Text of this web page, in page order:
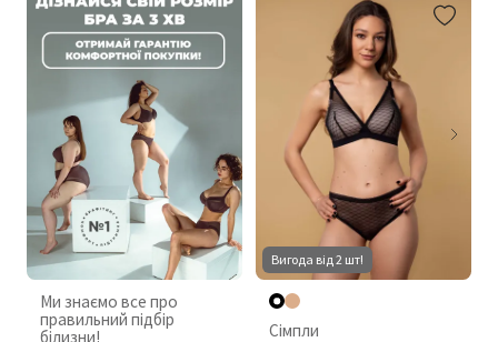
Ми знаємо все про
правильний підбір
білизни!
Вигода від 2 шт!
Сімпли